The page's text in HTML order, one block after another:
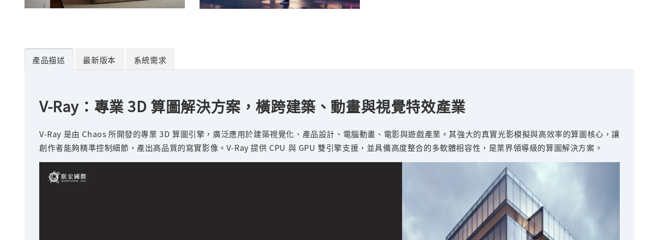
產品描述 最新版本 系統需求
V-Ray：專業 3D 算圖解決方案，橫跨建築、動畫與視覺特效產業
V-Ray 是由 Chaos 所開發的專業 3D 算圖引擎，廣泛應用於建築視覺化、產品設計、電腦動畫、電影與遊戲產業。其強大的真實光影模擬與高效率的算圖核心，讓
創作者能夠精準控制細節，產出高品質的寫實影像。V-Ray 提供 CPU 與 GPU 雙引擎支援，並具備高度整合的多軟體相容性，是業界領導級的算圖解決方案。